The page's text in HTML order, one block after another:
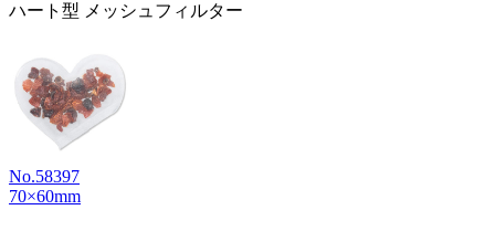
ハート型 メッシュフィルター
No.58397
70×60mm